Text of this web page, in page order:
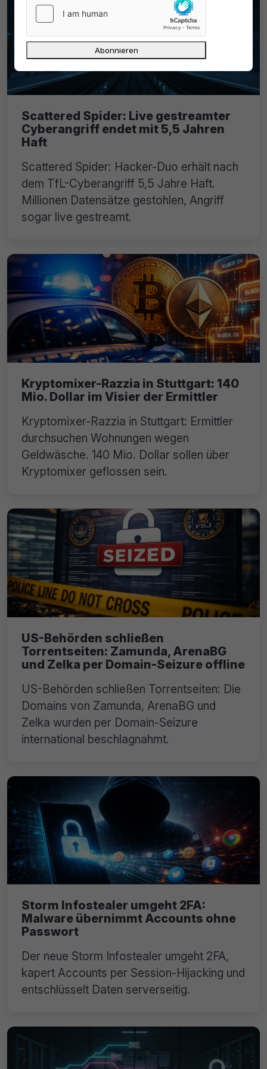
Scattered Spider: Live gestreamter
Cyberangriff endet mit 5,5 Jahren
Haft
Scattered Spider: Hacker-Duo erhält nach
dem TfL-Cyberangriff 5,5 Jahre Haft.
Millionen Datensätze gestohlen, Angriff
sogar live gestreamt.
Kryptomixer-Razzia in Stuttgart: 140
Mio. Dollar im Visier der Ermittler
Kryptomixer-Razzia in Stuttgart: Ermittler
durchsuchen Wohnungen wegen
Geldwäsche. 140 Mio. Dollar sollen über
Kryptomixer geflossen sein.
US-Behörden schließen
Torrentseiten: Zamunda, ArenaBG
und Zelka per Domain-Seizure offline
US-Behörden schließen Torrentseiten: Die
Domains von Zamunda, ArenaBG und
Zelka wurden per Domain-Seizure
international beschlagnahmt.
Storm Infostealer umgeht 2FA:
Malware übernimmt Accounts ohne
Passwort
Der neue Storm Infostealer umgeht 2FA,
kapert Accounts per Session-Hijacking und
entschlüsselt Daten serverseitig.